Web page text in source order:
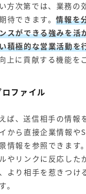
方次第では、業務の
待できます。情報を
スができる強みを活
積極的な営業活動を
上に貢献する機能を
ファイル
ば、送信相手の情報
から直接企業情報や
情報を参照できます
やリンクに反応した
より相手を惹きつけ
。